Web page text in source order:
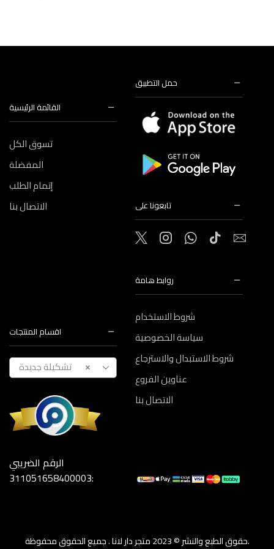
القائمة الرئيسية
تسوق الكل
المفضلة
إتمام الطلب
الاتصال بنا
حمل التطبيق
تابعونا على
اقسام المنتجات
× تشكيلة جديدة
الرقم الضريبي
:311051658400003
روابط هامة
شروط الاستخدام
سياسة الخصوصية
شروط الاستبدال والاسترجاع
عناوين الفروع
الاتصال بنا
حقوق الطبع والنشر © 2023 متجر دار لانا . جميع الحقوق محفوظة.